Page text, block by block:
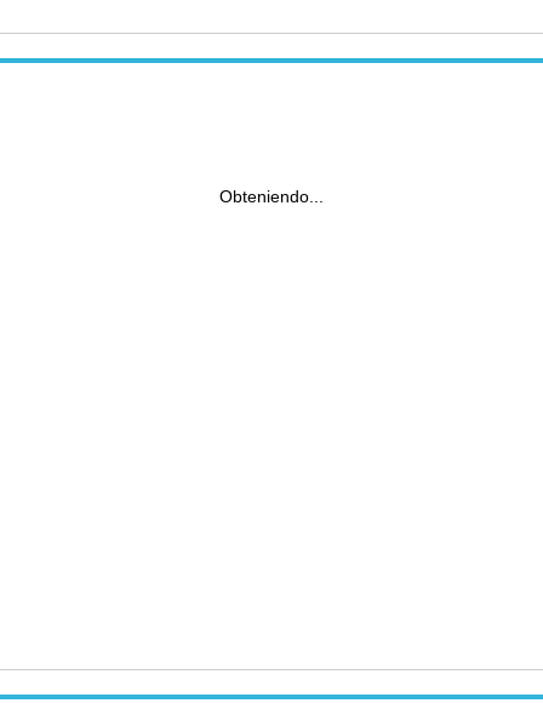
Obteniendo...